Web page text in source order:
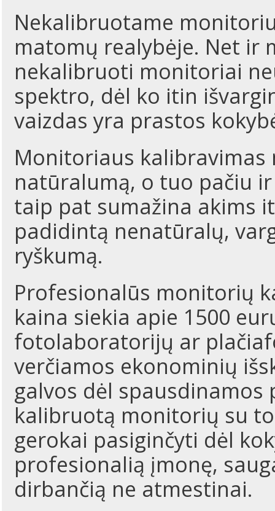
Nekalibruotame
matomų realybėje. Net ir
nekalibruoti monitoriai
spektro, dėl ko itin
vaizdas yra prastos
Monitoriaus
natūralumą, o tuo pačiu
taip pat sumažina akims
padidintą nenatūralų,
ryškumą.
Profesionalūs monitorių
kaina siekia apie 1500
fotolaboratorijų ar
verčiamos ekonominių
galvos dėl
kalibruotą monitorių su
gerokai pasiginčyti dėl
profesionalią įmonę,
dirbančią ne atmestinai.